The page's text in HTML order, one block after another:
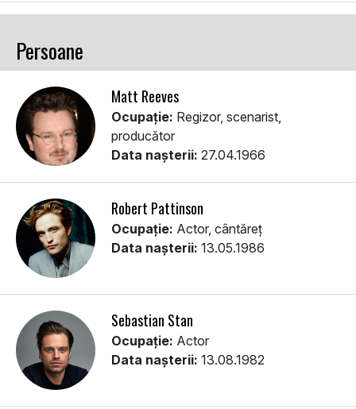
Persoane
Matt Reeves
Ocupație: Regizor, scenarist,
producător
Data nașterii: 27.04.1966
Robert Pattinson
Ocupație: Actor, cântăreț
Data nașterii: 13.05.1986
Sebastian Stan
Ocupație: Actor
Data nașterii: 13.08.1982